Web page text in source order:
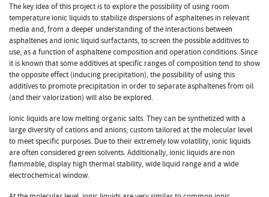
The key idea of this project is to explore the possibility of using room
temperature ionic liquids to stabilize dispersions of asphaltenes in relevant
media and, from a deeper understanding of the interactions between
asphaltenes and ionic liquid surfactants, to screen the possible additives to
use, as a function of asphaltene composition and operation conditions. Since
it is known that some additives at specific ranges of composition tend to show
the opposite effect (inducing precipitation), the possibility of using this
additives to promote precipitation in order to separate asphaltenes from oil
(and their valorization) will also be explored.
Ionic liquids are low melting organic salts. They can be synthetized with a
large diversity of cations and anions, custom tailored at the molecular level
to meet specific purposes. Due to their extremely low volatility, ionic liquids
are often considered green solvents. Additionally, ionic liquids are non
flammable, display high thermal stability, wide liquid range and a wide
electrochemical window.